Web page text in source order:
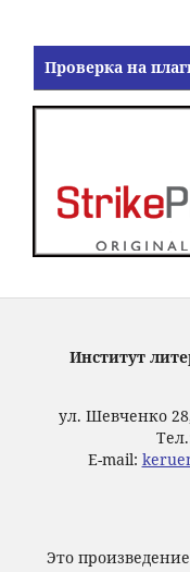
Проверка на
Институт
ул. Шевченко
E-mail:
Это